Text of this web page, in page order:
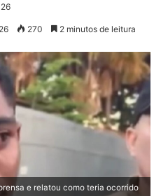
270 2 minutos de leitura
e relatou como teria ocorrido